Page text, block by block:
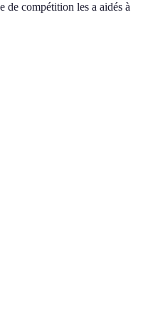
de compétition les a aidés à